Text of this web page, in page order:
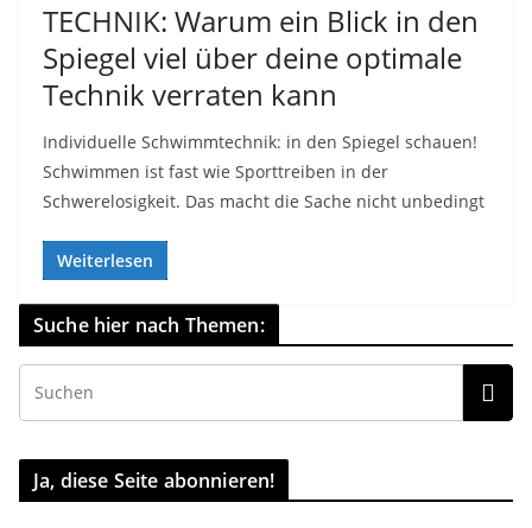
TECHNIK: Warum ein Blick in den
Spiegel viel über deine optimale
Technik verraten kann
Individuelle Schwimmtechnik: in den Spiegel schauen!
Schwimmen ist fast wie Sporttreiben in der
Schwerelosigkeit. Das macht die Sache nicht unbedingt
Weiterlesen
Suche hier nach Themen:
Ja, diese Seite abonnieren!